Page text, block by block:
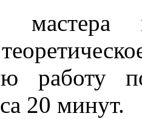
работу
20 минут.